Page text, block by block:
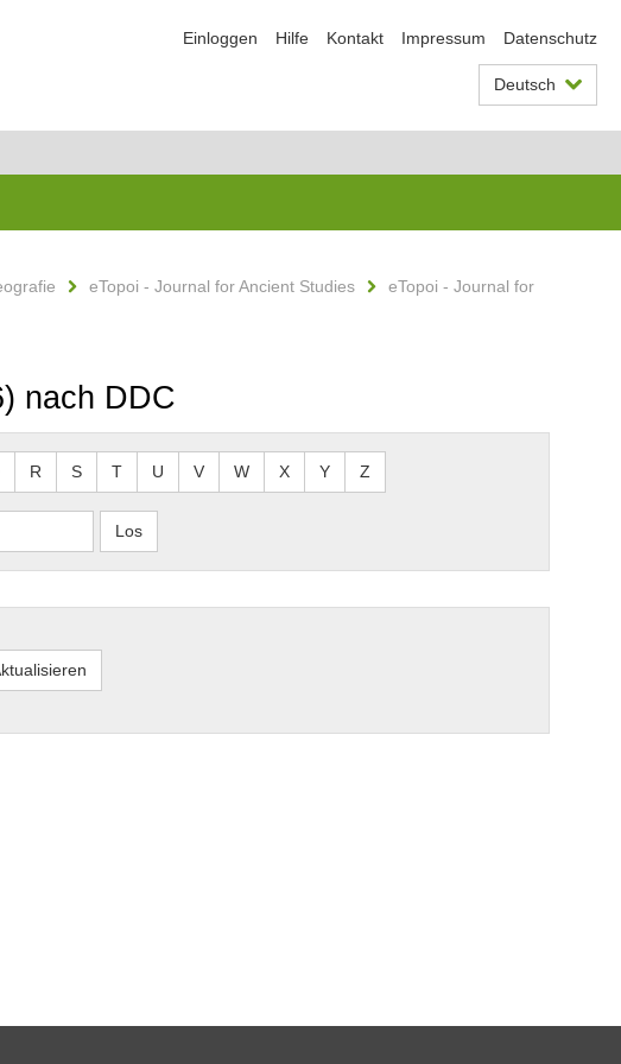
Einloggen Hilfe Kontakt Impressum Datenschutz
Deutsch
eTopoi - Journal for Ancient Studies
eTopoi - Journal for
nach DDC
R S T U V W X Y Z